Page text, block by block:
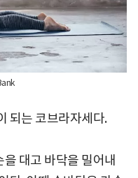
되는 코브라자세다.
대고 바닥을 밀어내